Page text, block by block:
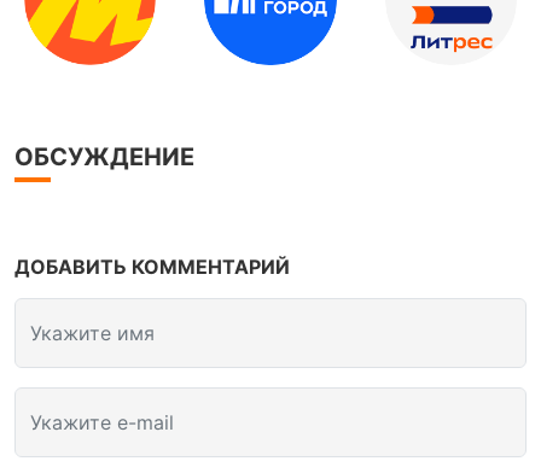
ОБСУЖДЕНИЕ
ДОБАВИТЬ КОММЕНТАРИЙ
Укажите имя
Укажите e-mail